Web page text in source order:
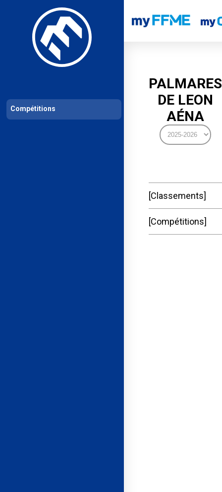
Les compétitions Calendrier de compétitions Classements
PALMARES
DE LEON
AÉNA
Classements
Compétitions
Compétitions